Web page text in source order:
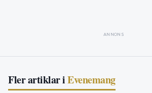
ANNONS
Fler artiklar iEvenemang